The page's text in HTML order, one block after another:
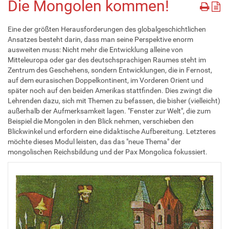
Die Mongolen kommen!
Eine der größten Herausforderungen des globalgeschichtlichen
Ansatzes besteht darin, dass man seine Perspektive enorm
ausweiten muss: Nicht mehr die Entwicklung alleine von
Mitteleuropa oder gar des deutschsprachigen Raumes steht im
Zentrum des Geschehens, sondern Entwicklungen, die in Fernost,
auf dem eurasischen Doppelkontinent, im Vorderen Orient und
später noch auf den beiden Amerikas stattfinden. Dies zwingt die
Lehrenden dazu, sich mit Themen zu befassen, die bisher (vielleicht)
außerhalb der Aufmerksamkeit lagen. "Fenster zur Welt", die zum
Beispiel die Mongolen in den Blick nehmen, verschieben den
Blickwinkel und erfordern eine didaktische Aufbereitung. Letzteres
möchte dieses Modul leisten, das das "neue Thema" der
mongolischen Reichsbildung und der Pax Mongolica fokussiert.